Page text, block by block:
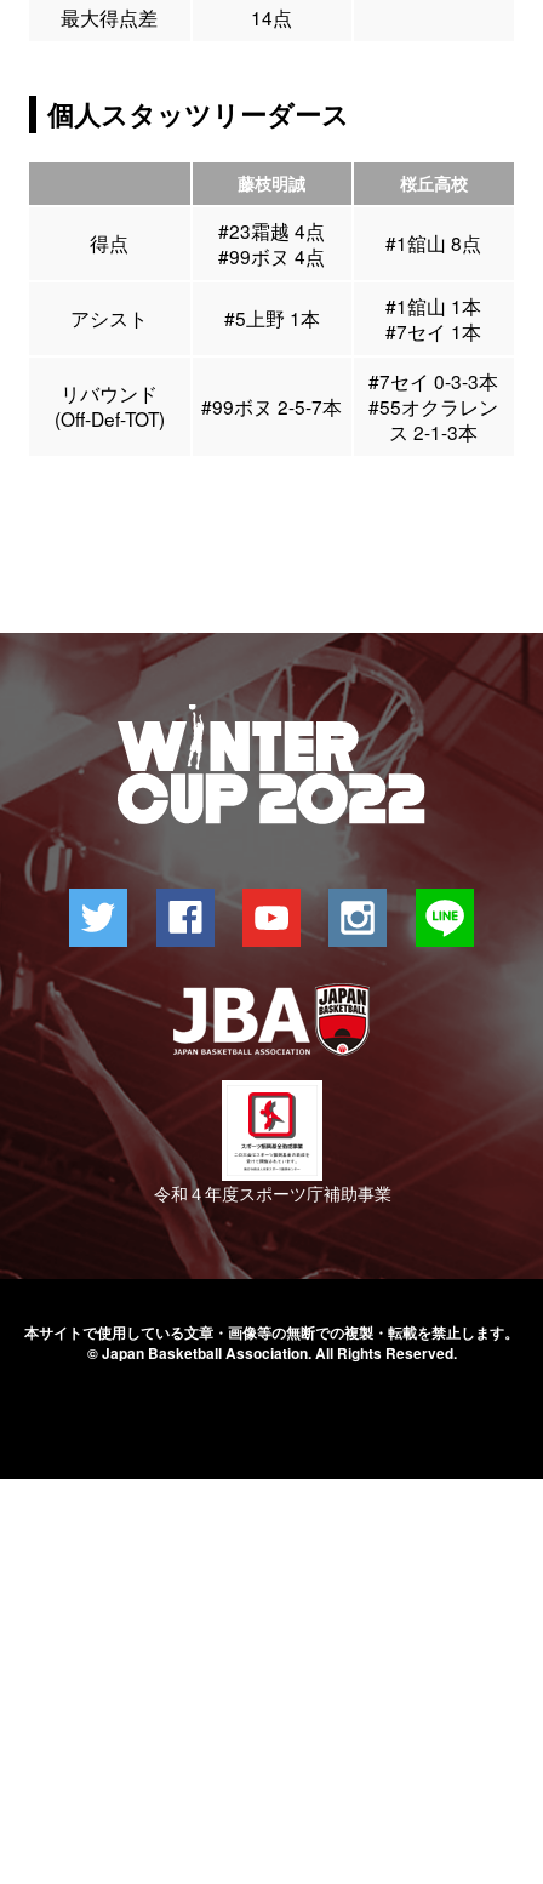
最大得点差
14点
個人スタッツリーダース
藤枝明誠 桜丘高校
得点
#23霜越 4点
#99ボヌ 4点
#1舘山 8点
アシスト #5上野 1本
#1舘山 1本
#7セイ 1本
リバウンド
(Off-Def-TOT)
#99ボヌ 2-5-7本
#7セイ 0-3-3本
#55オクラレン
ス 2-1-3本
令和４年度スポーツ庁補助事業
本サイトで使用している文章・画像等の無断での複製・転載を禁止します。
© Japan Basketball Association.All Rights Reserved.